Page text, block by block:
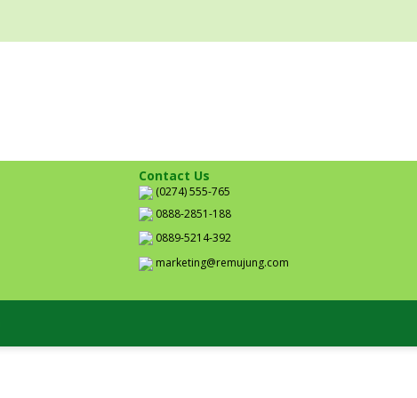
Contact Us
(0274) 555-765
0888-2851-188
0889-5214-392
marketing@remujung.com